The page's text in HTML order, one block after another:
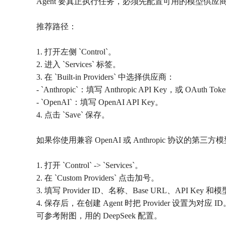
推荐路径：
1. 打开左侧 `Control`。
2. 进入 `Services` 标签。
3. 在 `Built-in Providers` 中选择供应商：
- `Anthropic`：填写 Anthropic API Key，或 OAuth
- `OpenAI`：填写 OpenAI API Key。
4. 点击 `Save` 保存。
如果你使用兼容 OpenAI 或 Anthropic 协议的第三方模
1. 打开 `Control` -> `Services`。
2. 在 `Custom Providers` 点击加号。
3. 填写 Provider ID、名称、Base URL、API Key 和模
4. 保存后，在创建 Agent 时把 Provider 设置为对应 ID
可参考附图，用的 DeepSeek 配置。